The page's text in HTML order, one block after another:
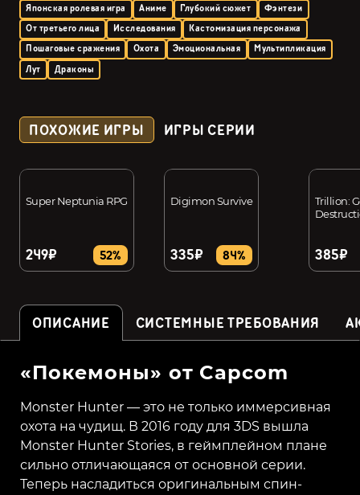
Японская ролевая игра Аниме Глубокий сюжет
Фэнтези
От третьего лица
Исследования
Кастомизация персонажа
Пошаговые сражения
Охота Эмоциональная
Мультипликация
Лут
Драконы
ПОХОЖИЕ ИГРЫ ИГРЫ СЕРИИ
Super Neptunia RPG
249₽ 52%
Digimon Survive
335₽ 84%
Trillion:
385₽
ОПИСАНИЕ СИСТЕМНЫЕ ТРЕБОВАНИЯ
«Покемоны» от Capcom
Monster Hunter — это не только иммерсивная
охота на чудищ. В 2016 году для 3DS вышла
Monster Hunter Stories, в геймплейном плане
сильно отличающаяся от основной серии.
Теперь насладиться оригинальным спин-